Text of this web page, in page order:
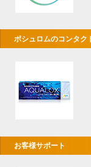
ボシュロムのコンタク
お客様サポート